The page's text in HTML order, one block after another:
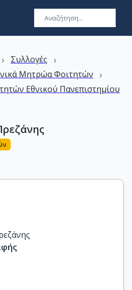
› Συλλογές ›
Μητρώα Φοιτητών ›
Εθνικού Πανεπιστημίου